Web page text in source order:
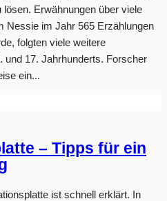
Erwähnungen über viele
Nessie im Jahr 565 Erzählungen
folgten viele weitere
und 17. Jahrhunderts. Forscher
ein...
– Tipps für ein
ist schnell erklärt. In